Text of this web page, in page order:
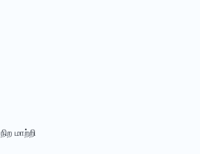
நிற மாற்றி